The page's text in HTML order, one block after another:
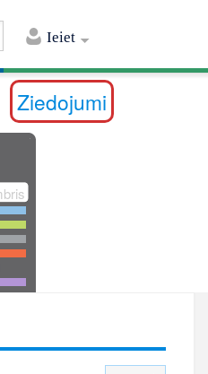
Ieiet
Ziedojumi